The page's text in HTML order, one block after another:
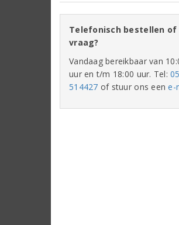
Telefonisch bestellen of
vraag?
Vandaag bereikbaar van
uur en t/m 18:00 uur. Tel:
514427 of stuur ons eene-